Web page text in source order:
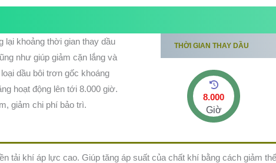
lại khoảng thời gian thay dầu
như giúp giảm cặn lắng và
dầu bôi trơn gốc khoáng
hoạt động lên tới 8.000 giờ.
giảm chi phí bảo trì.
THỜI GIAN THAY DẦU
8.000
Giờ
tải khí áp lực cao. Giúp tăng áp suất của chất khí bằng cách giảm